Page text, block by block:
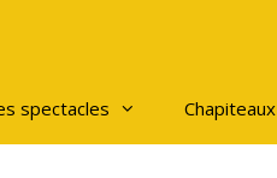
spectacles Chapiteaux